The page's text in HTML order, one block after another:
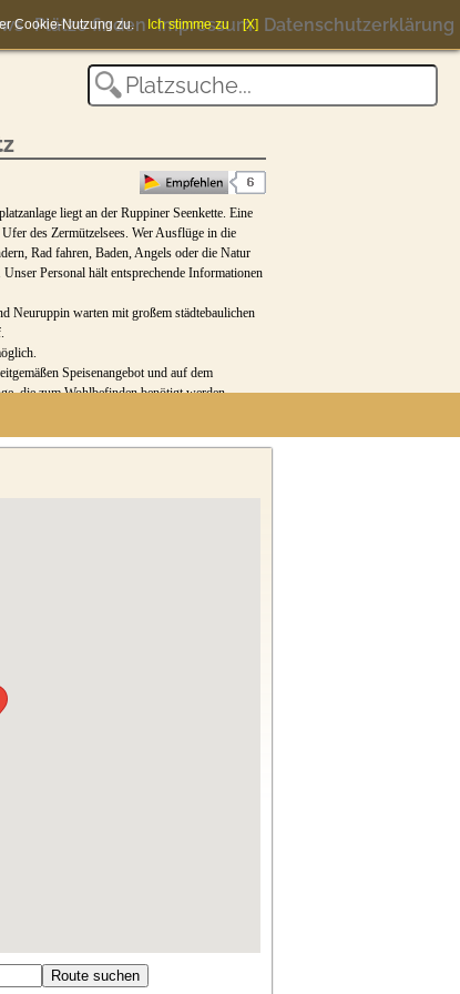
Plätze finden Impressum Datenschutzerklärung
liegt an der Ruppiner Seenkette. Eine
des Zermützelsees. Wer Ausflüge in die
Rad fahren, Baden, Angels oder die Natur
Personal hält entsprechende Informationen
Neuruppin warten mit großem städtebaulichen
Speisenangebot und auf dem
die zum Wohlbefinden benötigt werden.
Cookie-Nutzung zu. Ich stimme zu [X]